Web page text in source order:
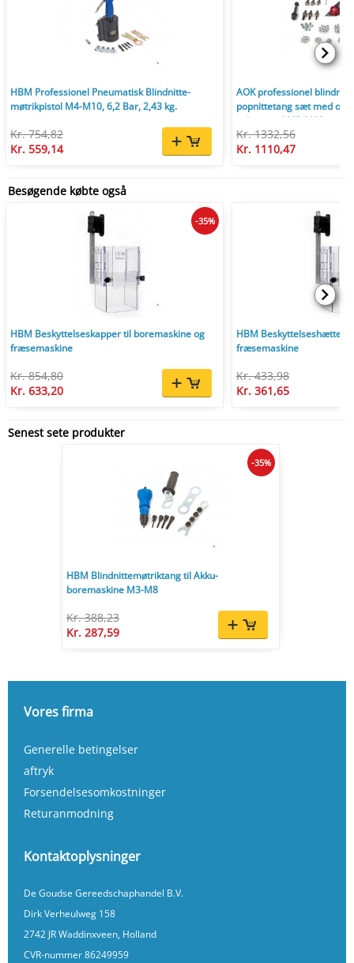
HBM Professionel Pneumatisk Blindnitte-
møtrikpistol M4-M10, 6,2 Bar, 2,43 kg.
Kr. 754,82
Kr. 559,14
AOK professionel
popnittetang sæt med
velegnet til M3-M12 og
Kr. 1332,56
Kr. 1110,47
Besøgende købte også
HBM Beskyttelseskapper til boremaskine og
fræsemaskine
Kr. 854,80
Kr. 633,20
-35%
HBM Beskyttelseshætter
fræsemaskine
Kr. 433,98
Kr. 361,65
Senest sete produkter
HBM Blindnittemøtriktang til Akku-
boremaskine M3-M8
Kr. 388,23
Kr. 287,59
-35%
Vores firma
Generelle betingelser
aftryk
Forsendelsesomkostninger
Returanmodning
Kontaktoplysninger
De Goudse Gereedschaphandel B.V.
Dirk Verheulweg 158
2742 JR Waddinxveen, Holland
CVR-nummer 86249959